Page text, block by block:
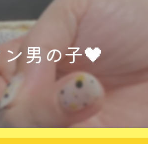
里親
犬
男の子🖤